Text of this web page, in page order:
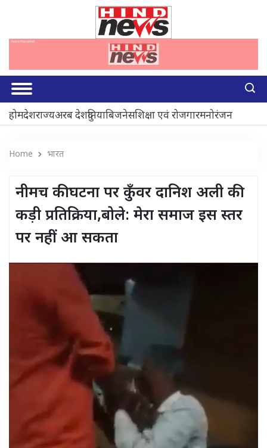
होमदेशराज्यअरब देशदुनियाबिजनेसशिक्षा एवं रोजगारमनोरंजन
Home भारत
नीमच की घटना पर कुँवर दानिश अली की
कड़ी प्रतिक्रिया,बोले: मेरा समाज इस स्तर
पर नहीं आ सकता